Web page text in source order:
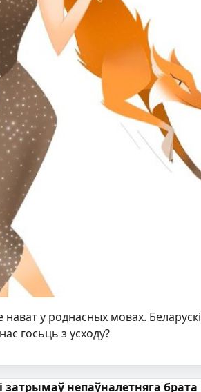
у роднасных мовах. Беларускі
госьць з усходу?
затрымаў непаўналетняга брата